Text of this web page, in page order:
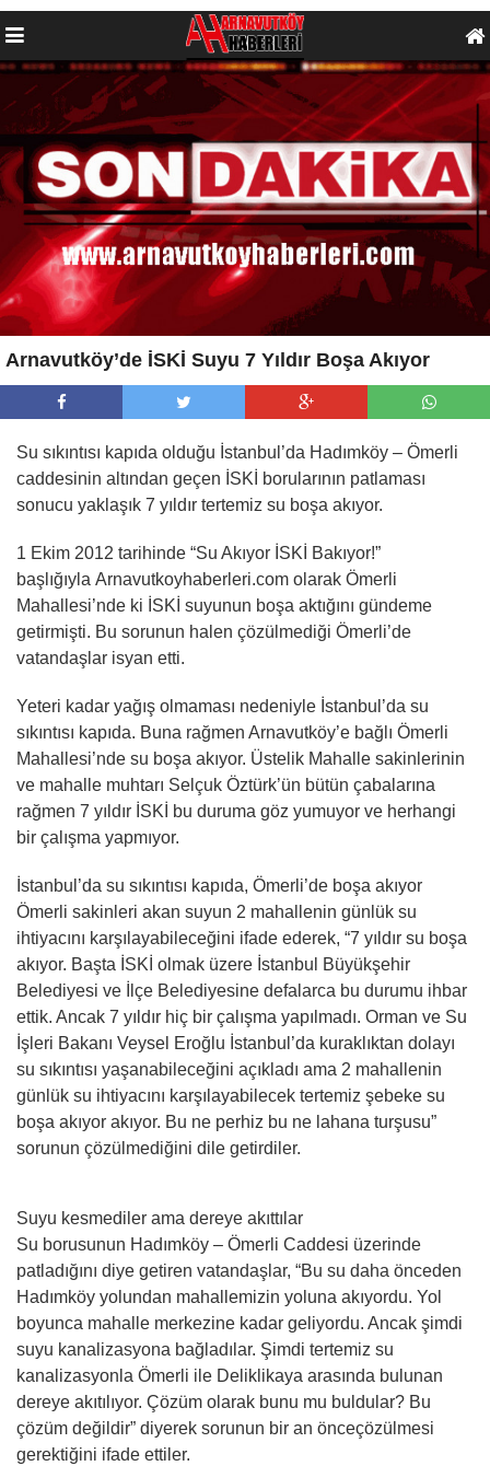
Arnavutköy’de İSKİ Suyu 7 Yıldır Boşa Akıyor
Su sıkıntısı kapıda olduğu İstanbul’da Hadımköy – Ömerli
caddesinin altından geçen İSKİ borularının patlaması
sonucu yaklaşık 7 yıldır tertemiz su boşa akıyor.
1 Ekim 2012 tarihinde “Su Akıyor İSKİ Bakıyor!”
başlığıyla Arnavutkoyhaberleri.com olarak Ömerli
Mahallesi’nde ki İSKİ suyunun boşa aktığını gündeme
getirmişti. Bu sorunun halen çözülmediği Ömerli’de
vatandaşlar isyan etti.
Yeteri kadar yağış olmaması nedeniyle İstanbul’da su
sıkıntısı kapıda. Buna rağmen Arnavutköy’e bağlı Ömerli
Mahallesi’nde su boşa akıyor. Üstelik Mahalle sakinlerinin
ve mahalle muhtarı Selçuk Öztürk’ün bütün çabalarına
rağmen 7 yıldır İSKİ bu duruma göz yumuyor ve herhangi
bir çalışma yapmıyor.
İstanbul’da su sıkıntısı kapıda, Ömerli’de boşa akıyor
Ömerli sakinleri akan suyun 2 mahallenin günlük su
ihtiyacını karşılayabileceğini ifade ederek, “7 yıldır su boşa
akıyor. Başta İSKİ olmak üzere İstanbul Büyükşehir
Belediyesi ve İlçe Belediyesine defalarca bu durumu ihbar
ettik. Ancak 7 yıldır hiç bir çalışma yapılmadı. Orman ve Su
İşleri Bakanı Veysel Eroğlu İstanbul’da kuraklıktan dolayı
su sıkıntısı yaşanabileceğini açıkladı ama 2 mahallenin
günlük su ihtiyacını karşılayabilecek tertemiz şebeke su
boşa akıyor akıyor. Bu ne perhiz bu ne lahana turşusu”
sorunun çözülmediğini dile getirdiler.
Suyu kesmediler ama dereye akıttılar
Su borusunun Hadımköy – Ömerli Caddesi üzerinde
patladığını diye getiren vatandaşlar, “Bu su daha önceden
Hadımköy yolundan mahallemizin yoluna akıyordu. Yol
boyunca mahalle merkezine kadar geliyordu. Ancak şimdi
suyu kanalizasyona bağladılar. Şimdi tertemiz su
kanalizasyonla Ömerli ile Deliklikaya arasında bulunan
dereye akıtılıyor. Çözüm olarak bunu mu buldular? Bu
çözüm değildir” diyerek sorunun bir an önceçözülmesi
gerektiğini ifade ettiler.